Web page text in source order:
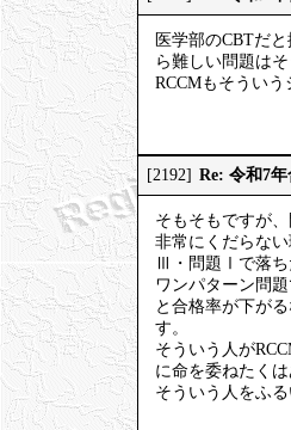
医学部のCBTだ
ら難しい問題は
RCCMもそうい
[2192] Re: 令和7
そもそもですが
非常にくだらな
Ⅲ・問題Ⅰで落ち
ワンパターン問
と合格率が下が
す。
そういう人が
に命を委ねたくは
そういう人をふ